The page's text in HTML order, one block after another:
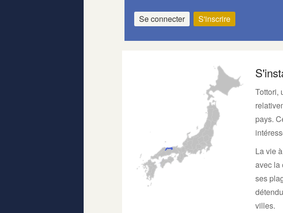
Se connecter S'inscrire
Tottori,
pays.
La vie
avec la
ses
villes.